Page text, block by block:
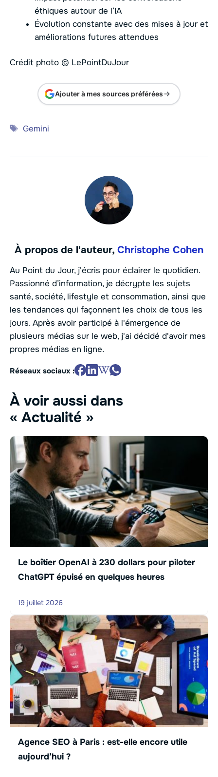
éthiques autour de l’IA
Évolution constante avec des mises à jour et
améliorations futures attendues
Crédit photo © LePointDuJour
Ajouter à mes sources préférées
Étiquettes
Gemini
À propos de l'auteur, Christophe Cohen
Au Point du Jour, j'écris pour éclairer le quotidien.
Passionné d’information, je décrypte les sujets
santé, société, lifestyle et consommation, ainsi que
les tendances qui façonnent les choix de tous les
jours. Après avoir participé à l'émergence de
plusieurs médias sur le web, j'ai décidé d'avoir mes
propres médias en ligne.
Réseaux sociaux :
À voir aussi dans
« Actualité »
Le boîtier OpenAI à 230 dollars pour piloter
ChatGPT épuisé en quelques heures
19 juillet 2026
Agence SEO à Paris : est-elle encore utile
aujourd’hui ?